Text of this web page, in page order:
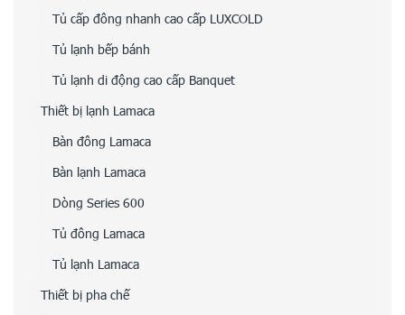
Tủ cấp đông nhanh cao cấp LUXCOLD
Tủ lạnh bếp bánh
Tủ lạnh di động cao cấp Banquet
Thiết bị lạnh Lamaca
Bàn đông Lamaca
Bàn lạnh Lamaca
Dòng Series 600
Tủ đông Lamaca
Tủ lạnh Lamaca
Thiết bị pha chế